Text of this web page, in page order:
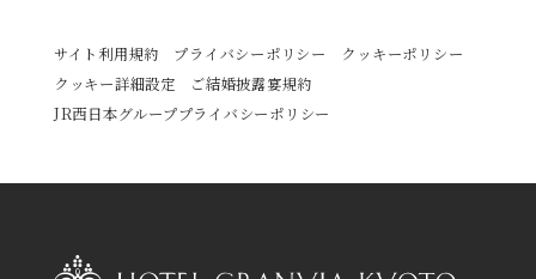
サイト利用規約 プライバシーポリシー
クッキーポリシー
クッキー詳細設定
ご結婚披露宴規約
JR西日本グループプライバシーポリシー